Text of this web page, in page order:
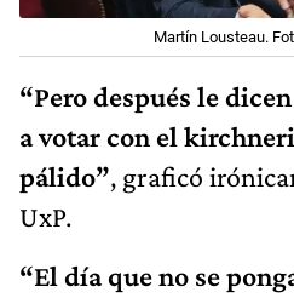
Martín Lousteau.
“Pero después le
a votar con el
pálido”, graficó
UxP.
“El día que no se